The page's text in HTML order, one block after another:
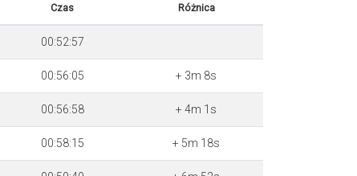
Czas Różnica
00:52:57
00:56:05 + 3m 8s
00:56:58 + 4m 1s
00:58:15 + 5m 18s